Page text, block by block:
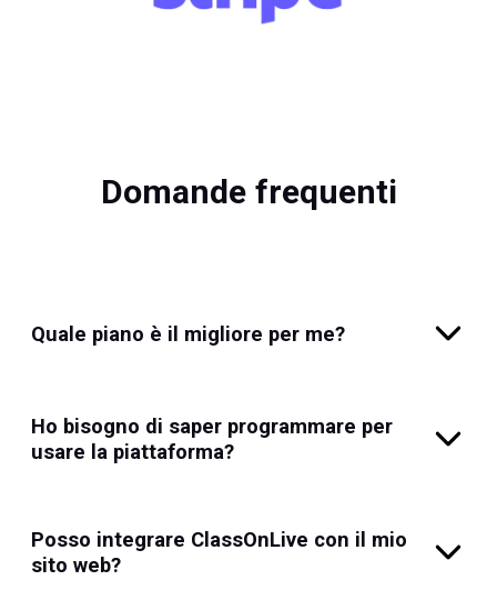
Domande frequenti
Quale piano è il migliore per me?
Ho bisogno di saper programmare per
usare la piattaforma?
Posso integrare ClassOnLive con il mio
sito web?